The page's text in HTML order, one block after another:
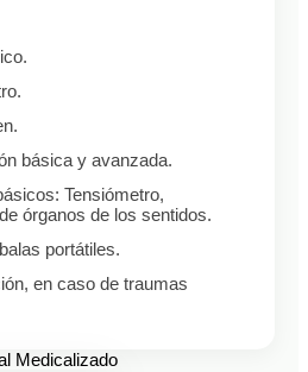
básica y avanzada.
Tensiómetro,
órganos de los sentidos.
portátiles.
en caso de traumas